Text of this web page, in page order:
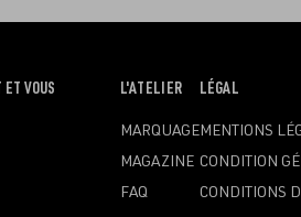
VOUS
OUVRIR
MENU
L'ATELIER
MARQUAGE
MAGAZINE
FAQ
OUVRIR
MENU
LÉGAL
MENTIONS
CONDITION
CONDITIONS